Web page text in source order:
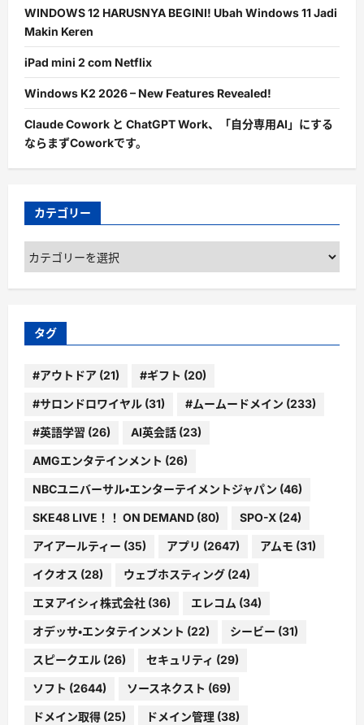
WINDOWS 12 HARUSNYA BEGINI! Ubah Windows 11 Jadi
Makin Keren
iPad mini 2 com Netflix
Windows K2 2026 – New Features Revealed!
Claude Cowork と ChatGPT Work、「自分専用AI」にする
ならまずCoworkです。
カテゴリー
カ
ゴ
ー
タグ
#アウトドア (21) #ギフト (20)
#サロンドロワイヤル (31) #ムームードメイン (233)
#英語学習 (26) AI英会話 (23)
AMGエンタテインメント (26)
NBCユニバーサル・エンターテイメントジャパン (46)
SKE48 LIVE！！ ON DEMAND (80) SPO-X (24)
アイアールティー (35) アプリ (2647) アムモ (31)
イクオス (28) ウェブホスティング (24)
エヌアイシィ株式会社 (36) エレコム (34)
オデッサ・エンタテインメント (22) シービー (31)
スピークエル (26) セキュリティ (29)
ソフト (2644) ソースネクスト (69)
ドメイン取得 (25) ドメイン管理 (38)